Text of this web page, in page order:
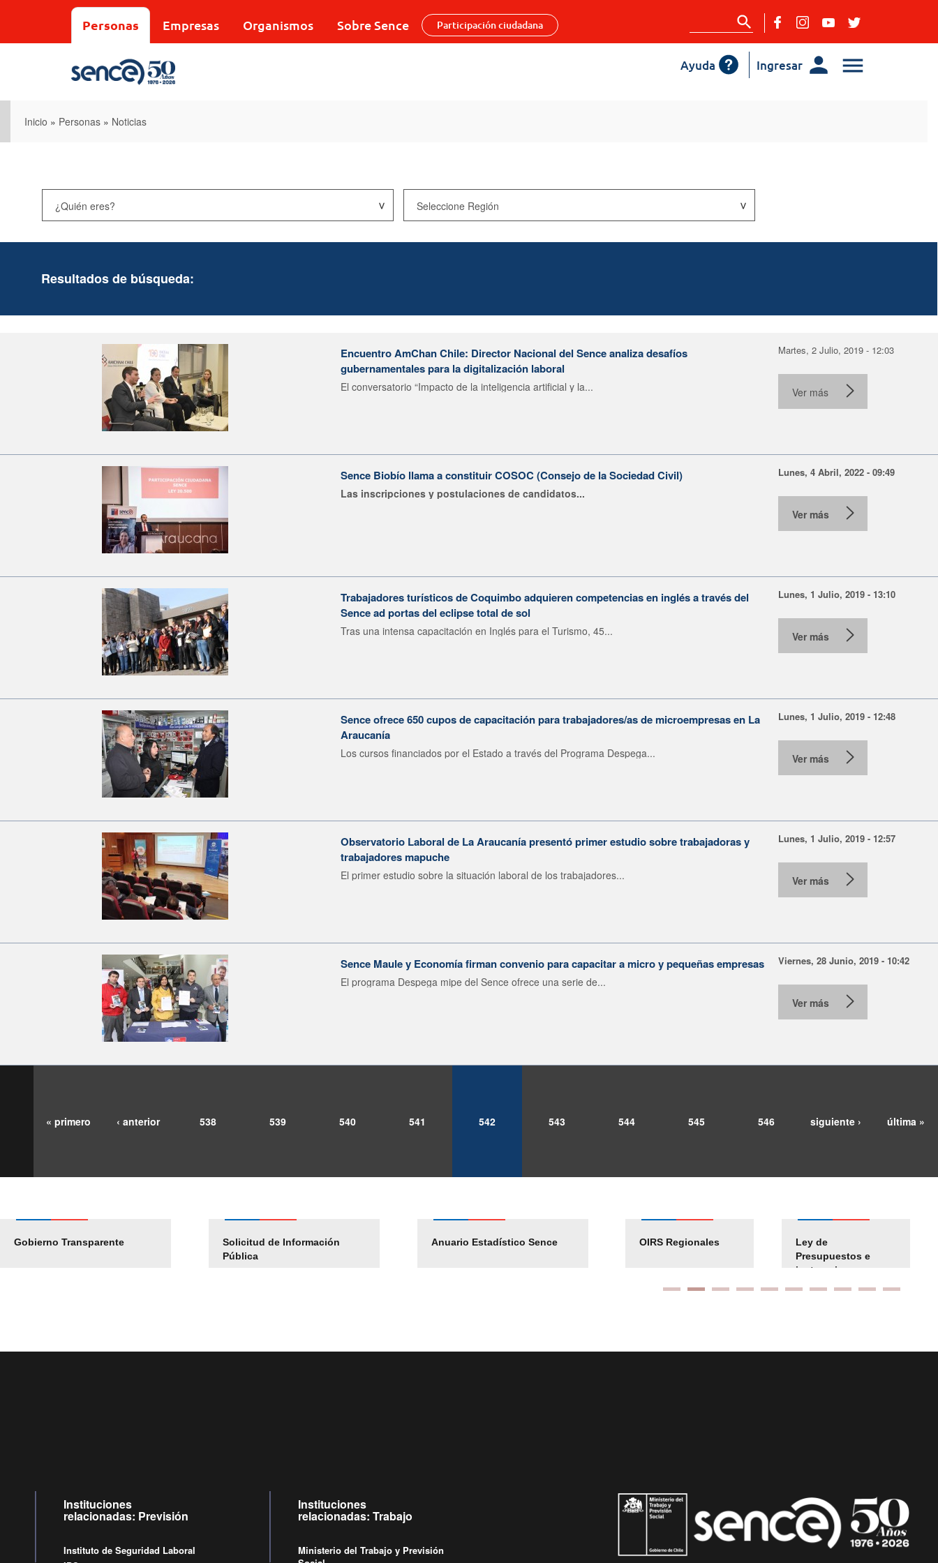
Personas Empresas Organismos Sobre Sence Participación ciudadana
Ingresar
Ayuda
Inicio » Personas » Noticias
Resultados de búsqueda:
Encuentro AmChan Chile: Director Nacional del Sence analiza desafíos
gubernamentales para la digitalización laboral
El conversatorio “Impacto de la inteligencia artificial y la...
Martes, 2 Julio, 2019 - 12:03
Ver más
Sence Biobío llama a constituir COSOC (Consejo de la Sociedad Civil)
Las inscripciones y postulaciones de candidatos...
Lunes, 4 Abril, 2022 - 09:49
Ver más
Trabajadores turísticos de Coquimbo adquieren competencias en inglés a través del
Sence ad portas del eclipse total de sol
Tras una intensa capacitación en Inglés para el Turismo, 45...
Lunes, 1 Julio, 2019 - 13:10
Ver más
Sence ofrece 650 cupos de capacitación para trabajadores/as de microempresas en La
Araucanía
Los cursos financiados por el Estado a través del Programa Despega...
Lunes, 1 Julio, 2019 - 12:48
Ver más
Observatorio Laboral de La Araucanía presentó primer estudio sobre trabajadoras y
trabajadores mapuche
El primer estudio sobre la situación laboral de los trabajadores...
Lunes, 1 Julio, 2019 - 12:57
Ver más
Sence Maule y Economía firman convenio para capacitar a micro y pequeñas empresas
El programa Despega mipe del Sence ofrece una serie de...
Viernes, 28 Junio, 2019 - 10:42
Ver más
« primero ‹ anterior 538 539 540 541 542 543 544 545 546 siguiente › última »
Gobierno Transparente
Solicitud de Información
Pública
Anuario Estadístico Sence
Pago Proveedores
Empleos Públicos
Solicitud Audiencias
OIRS Regionales
Ley de
Presupuestos e
instrucciones
Instituciones
relacionadas: Previsión
Instituto de Seguridad Laboral
Instituciones
relacionadas: Trabajo
Ministerio del Trabajo y Previsión